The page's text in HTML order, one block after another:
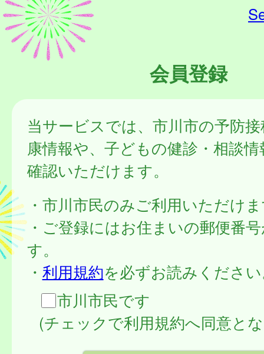
会員登録
当サービスでは、市川市の予防
康情報や、子どもの健診・相談
確認いただけます。
・市川市民のみご利用いただけ
・ご登録にはお住まいの郵便番
す。
・ 利用規約を必ずお読みくださ
市川市民です
(チェックで利用規約へ同意と